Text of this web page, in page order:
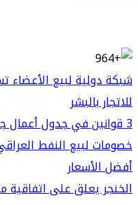
للاتجار بالبشر
3 قوانين في جدول أعمال جلسة البرلمان يوم الأحد
خصومات لبيع النفط
أفضل الأسعار
الخنجر يعلق على اتفاقية